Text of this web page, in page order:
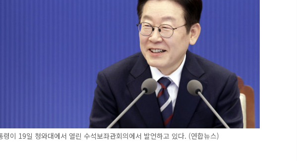
이 19일 청와대에서 열린 수석보좌관회의에서 발언하고 있다. (연합뉴스)